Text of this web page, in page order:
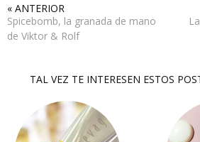
« ANTERIOR
Spicebomb, la granada de mano
de Viktor & Rolf
TAL VEZ TE INTERESEN ESTOS